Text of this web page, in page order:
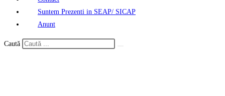
Suntem Prezenti in SEAP/ SICAP
Anunt
Caută